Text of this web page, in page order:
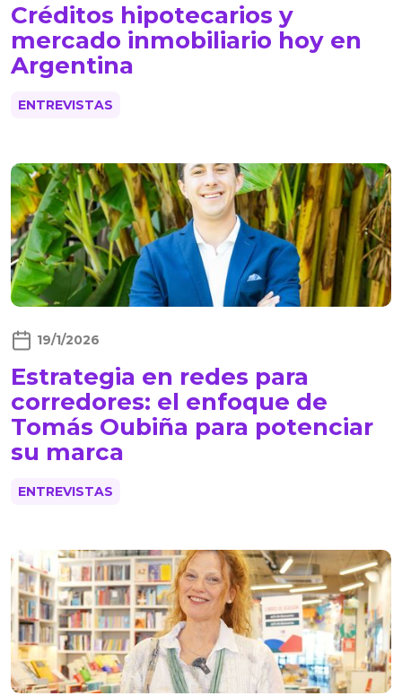
Créditos hipotecarios y
mercado inmobiliario hoy en
Argentina
ENTREVISTAS
19/1/2026
Estrategia en redes para
corredores: el enfoque de
Tomás Oubiña para potenciar
su marca
ENTREVISTAS